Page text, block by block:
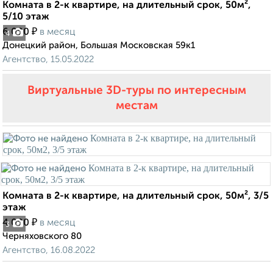
4
Комната в 2-к квартире, на длительный срок, 50м²,
5/10 этаж
6 000 ₽ в месяц
Донецкий район, Большая Московская 59к1
Агентство, 15.05.2022
Виртуальные 3D-туры по интересным
местам
3
Комната в 2-к квартире, на длительный срок, 50м², 3/5
этаж
4 000 ₽ в месяц
Черняховского 80
Агентство, 16.08.2022